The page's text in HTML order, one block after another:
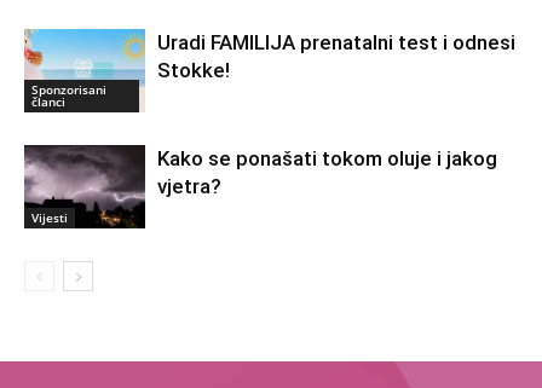
Sponzorisani
članci
Uradi FAMILIJA prenatalni test i odnesi
Stokke!
Vijesti
Kako se ponašati tokom oluje i jakog
vjetra?